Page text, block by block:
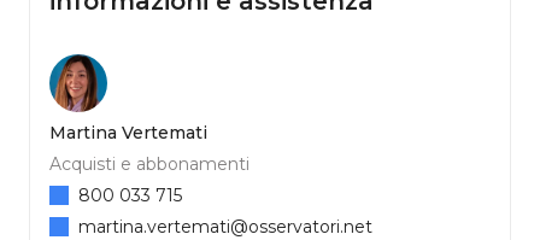
Martina Vertemati
Acquisti e abbonamenti
800 033 715
martina.vertemati@osservatori.net